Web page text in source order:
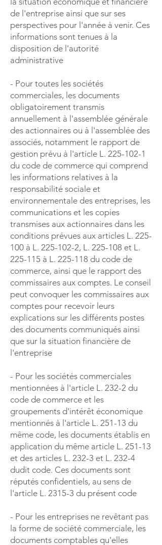
de l'entreprise ainsi que sur ses
perspectives pour l'année à venir. Ces
informations sont tenues à la
disposition de l'autorité
administrative
- Pour toutes les sociétés
commerciales, les documents
obligatoirement transmis
annuellement à l'assemblée générale
des actionnaires ou à l'assemblée des
associés, notamment le rapport de
gestion prévu à l'article L. 225-102-1
du code de commerce qui comprend
les informations relatives à la
responsabilité sociale et
environnementale des entreprises, les
communications et les copies
transmises aux actionnaires dans les
conditions prévues aux articles L. 225-
100 à L. 225-102-2, L. 225-108 et L.
225-115 à L. 225-118 du code de
commerce, ainsi que le rapport des
commissaires aux comptes. Le conseil
peut convoquer les commissaires aux
comptes pour recevoir leurs
explications sur les différents postes
des documents communiqués ainsi
que sur la situation financière de
l'entreprise
- Pour les sociétés commerciales
mentionnées à l'article L. 232-2 du
code de commerce et les
groupements d'intérêt économique
mentionnés à l'article L. 251-13 du
même code, les documents établis en
application du même article L. 251-13
et des articles L. 232-3 et L. 232-4
dudit code. Ces documents sont
réputés confidentiels, au sens de
l'article L. 2315-3 du présent code
- Pour les entreprises ne revêtant pas
la forme de société commerciale, les
documents comptables qu'elles